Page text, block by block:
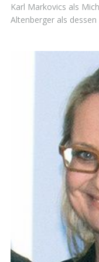
Karl Markovics als
Altenberger als